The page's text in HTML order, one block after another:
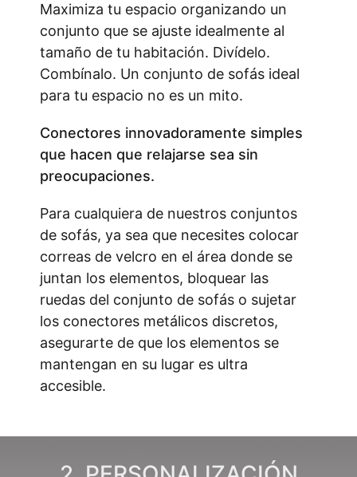
Maximiza tu espacio organizando un
conjunto que se ajuste idealmente al
tamaño de tu habitación. Divídelo.
Combínalo. Un conjunto de sofás ideal
para tu espacio no es un mito.
Conectores innovadoramente simples
que hacen que relajarse sea sin
preocupaciones.
Para cualquiera de nuestros conjuntos
de sofás, ya sea que necesites colocar
correas de velcro en el área donde se
juntan los elementos, bloquear las
ruedas del conjunto de sofás o sujetar
los conectores metálicos discretos,
asegurarte de que los elementos se
mantengan en su lugar es ultra
accesible.